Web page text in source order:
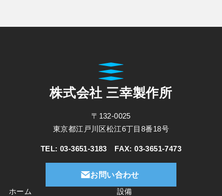
株式会社 三幸製作所
〒132-0025
東京都江戸川区松江6丁目8番18号
TEL: 03-3651-3183 FAX: 03-3651-7473
お問い合わせ
ホーム 設備